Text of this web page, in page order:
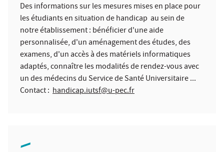
Des informations sur les mesures mises en place pour
les étudiants en situation de handicap au sein de
notre établissement : bénéficier d'une aide
personnalisée, d'un aménagement des études, des
examens, d'un accès à des matériels informatiques
adaptés, connaître les modalités de rendez-vous avec
un des médecins du Service de Santé Universitaire ...
Contact : handicap.iutsf@u-pec.fr